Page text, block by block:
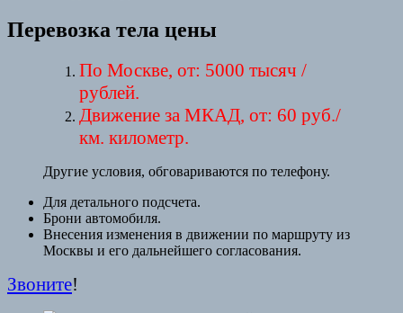
Перевозка тела цены
По Москве, от: 5000 тысяч /
рублей.
Движение за МКАД, от: 60 руб./
км. километр.
Другие условия, обговариваются по телефону.
Для детального подсчета.
Брони автомобиля.
Внесения изменения в движении по маршруту из
Москвы и его дальнейшего согласования.
Звоните!